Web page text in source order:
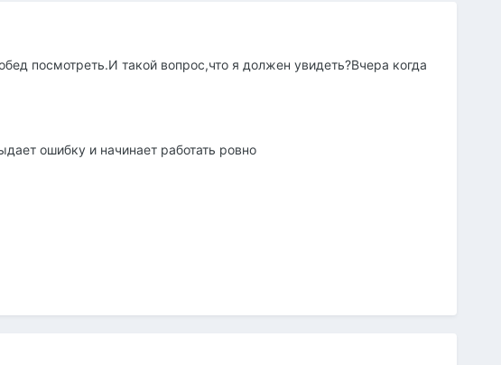
посмотреть.И такой вопрос,что я должен увидеть?Вчера когда
ошибку и начинает работать ровно